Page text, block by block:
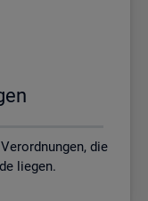
die
liegen.